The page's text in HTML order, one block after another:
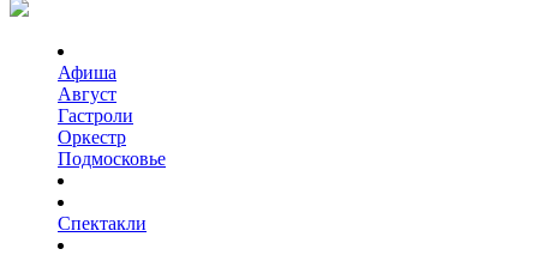
Афиша
Август
Гастроли
Оркестр
Подмосковье
Спектакли